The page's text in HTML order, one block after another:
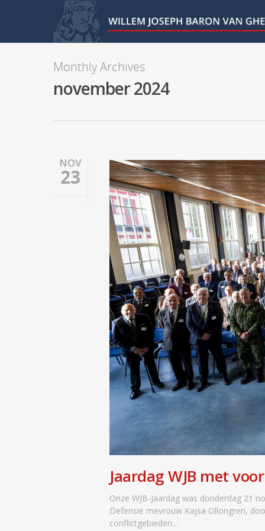
Monthly Archives
november 2024
NOV
23
Jaardag WJB met
Onze WJB-Jaardag was donderdag 21
Defensie mevrouw Kajsa Ollongren,
conflictgebieden…